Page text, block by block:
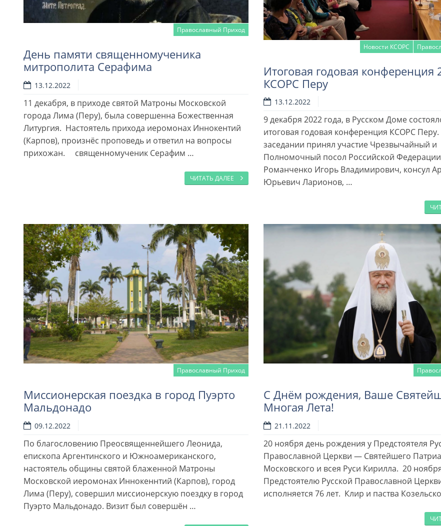
Православный Приход
День памяти священномученика
митрополита Серафима
13.12.2022
11 декабря, в приходе святой Матроны Московской
города Лима (Перу), была совершенна Божественная
Литургия. Настоятель прихода иеромонах Иннокентий
(Карпов), произнёс проповедь и ответил на вопросы
прихожан. священномученик Серафим …
ЧИТАТЬ ДАЛЕЕ
Новости КСОРС
Итоговая годовая конференция
КСОРС Перу
13.12.2022
9 декабря 2022 года, в Русском Доме
итоговая годовая конференция КСОРС Перу.
заседании принял участие Чрезвычайный и
Полномочный посол Российской Федерации
Романченко Игорь Владимирович, консул
Юрьевич Ларионов, …
Православный Приход
Миссионерская поездка в город Пуэрто
Мальдонадо
09.12.2022
По благословению Преосвященнейшего Леонида,
епископа Аргентинского и Южноамериканского,
настоятель общины святой блаженной Матроны
Московской иеромонах Иннокеннтий (Карпов), город
Лима (Перу), совершил миссионерскую поездку в город
Пуэрто Мальдонадо. Визит был совершён …
С Днём рождения, Ваше
Многая Лета!
21.11.2022
20 ноября день рождения у Предстоятеля
Православной Церкви — Святейшего
Московского и всея Руси Кирилла. 20
Предстоятелю Русской Православной
исполняется 76 лет. Клир и паства